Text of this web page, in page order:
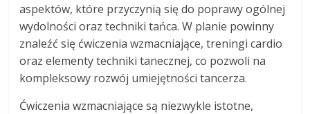
aspektów, które przyczynią się do poprawy ogólnej
wydolności oraz techniki tańca. W planie powinny
znaleźć się ćwiczenia wzmacniające, treningi cardio
oraz elementy techniki tanecznej, co pozwoli na
kompleksowy rozwój umiejętności tancerza.
Ćwiczenia wzmacniające są niezwykle istotne,